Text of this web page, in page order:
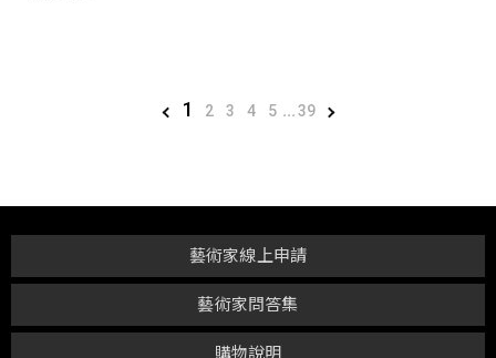
1 2 3 4 5 ...39
購物說明
藝術家問答集
藝術家線上申請